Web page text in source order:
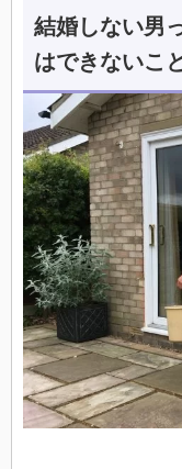
結婚しない男
はできないこ